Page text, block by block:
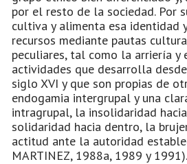
por el resto de la sociedad. Por
cultiva y alimenta esa identidad
recursos mediante pautas
peculiares, tal como la arriería y
actividades que desarrolla
siglo XVI y que son propias de
endogamia intergrupal y una
intragrupal, la insolidaridad
solidaridad hacia dentro, la
actitud ante la autoridad
MARTINEZ, 1988a, 1989 y 1991).